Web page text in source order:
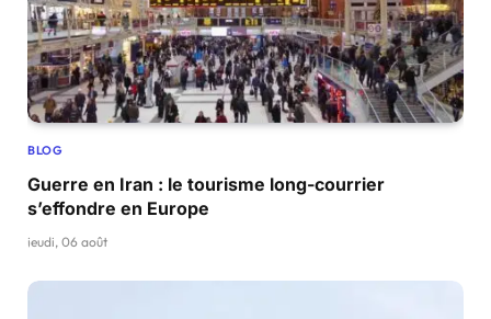
BLOG
Guerre en Iran : le tourisme long-courrier
s’effondre en Europe
jeudi, 06 août